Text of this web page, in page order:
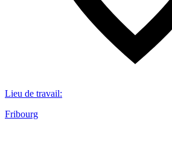
Lieu de travail:
Fribourg